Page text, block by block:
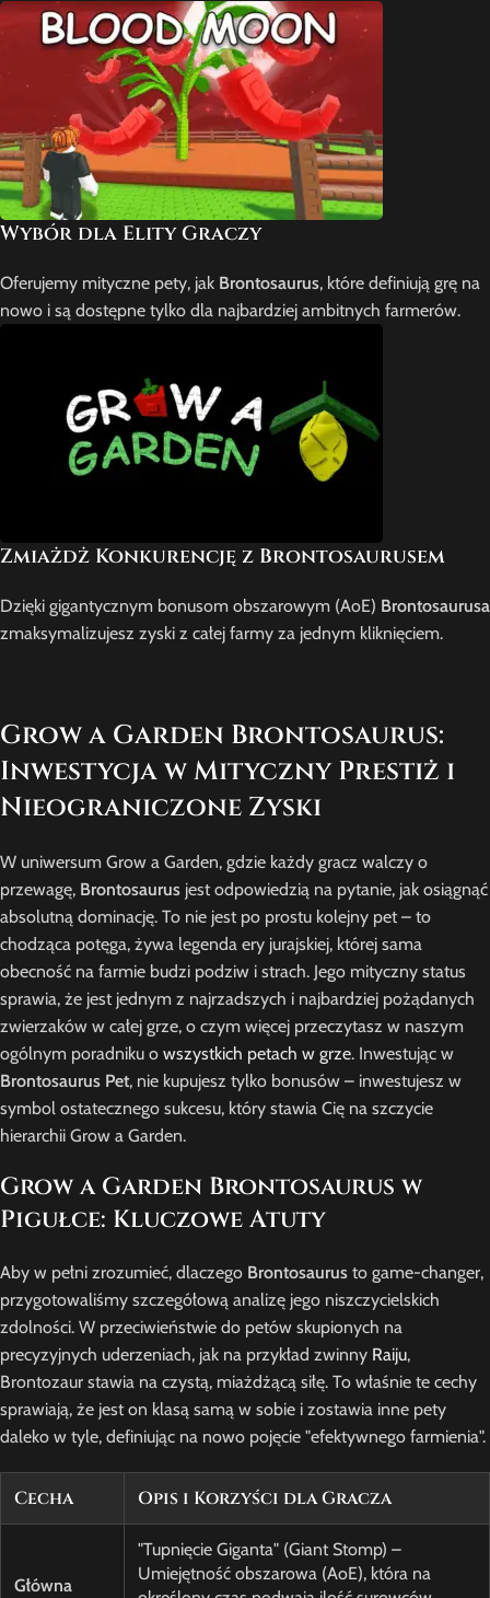
Wybór dla Elity Graczy
Oferujemy mityczne pety, jak Brontosaurus, które definiują grę na
nowo i są dostępne tylko dla najbardziej ambitnych farmerów.
Zmiażdż Konkurencję z Brontosaurusem
Dzięki gigantycznym bonusom obszarowym (AoE) Brontosaurusa
zmaksymalizujesz zyski z całej farmy za jednym kliknięciem.
Grow a Garden Brontosaurus:
Inwestycja w Mityczny Prestiż i
Nieograniczone Zyski
W uniwersum Grow a Garden, gdzie każdy gracz walczy o
przewagę, Brontosaurus jest odpowiedzią na pytanie, jak osiągnąć
absolutną dominację. To nie jest po prostu kolejny pet – to
chodząca potęga, żywa legenda ery jurajskiej, której sama
obecność na farmie budzi podziw i strach. Jego mityczny status
sprawia, że jest jednym z najrzadszych i najbardziej pożądanych
zwierzaków w całej grze, o czym więcej przeczytasz w naszym
ogólnym poradniku o wszystkich petach w grze. Inwestując w
Brontosaurus Pet, nie kupujesz tylko bonusów – inwestujesz w
symbol ostatecznego sukcesu, który stawia Cię na szczycie
hierarchii Grow a Garden.
Grow a Garden Brontosaurus w
Pigułce: Kluczowe Atuty
Aby w pełni zrozumieć, dlaczego Brontosaurus to game-changer,
przygotowaliśmy szczegółową analizę jego niszczycielskich
zdolności. W przeciwieństwie do petów skupionych na
precyzyjnych uderzeniach, jak na przykład zwinny Raiju,
Brontozaur stawia na czystą, miażdżącą siłę. To właśnie te cechy
sprawiają, że jest on klasą samą w sobie i zostawia inne pety
daleko w tyle, definiując na nowo pojęcie "efektywnego farmienia".
Cecha Opis i Korzyści dla Gracza
Główna
"Tupnięcie Giganta" (Giant Stomp) –
Umiejętność obszarowa (AoE), która na